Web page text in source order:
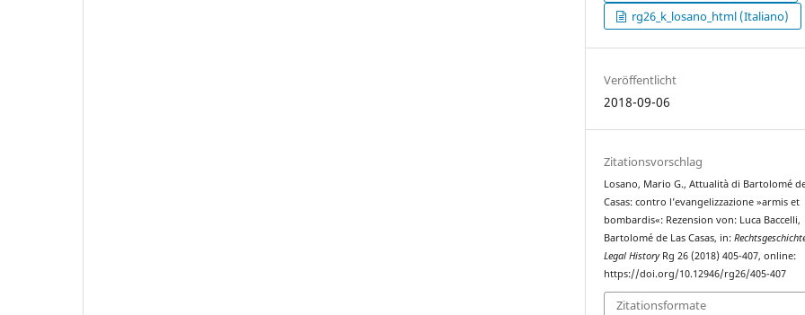
rg26_k_losano_html (Italiano)
Veröffentlicht
2018-09-06
Zitationsvorschlag
Losano, Mario G., Attualità di Bartolomé
Casas: contro l’evangelizzazione »armis et
bombardis«: Rezension von: Luca Baccelli,
Bartolomé de Las Casas, in:
Legal HistoryRg 26 (2018) 405-407, online:
https://doi.org/10.12946/rg26/405-407
Zitationsformate